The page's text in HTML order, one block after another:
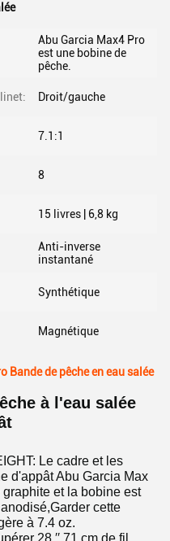
Abu Garcia Max4 Pro
est une bobine de
pêche.
Droit/gauche
7.1:1
8
15 livres | 6,8 kg
Anti-inverse
instantané
Synthétique
Magnétique
Bande de pêche en eau salée
à l'eau salée
Le cadre et les
d'appât Abu Garcia Max
et la bobine est
cette
à 7.4 oz.
28 ′′ 71 cm de fil